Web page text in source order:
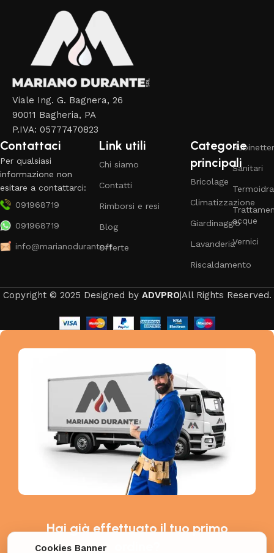
Cookies Banner
Viale Ing. G. Bagnera, 26
90011 Bagheria, PA
P.IVA: 05777470823
Contattaci
Per qualsiasi
informazione non
esitare a contattarci:
091968719
091968719
info@marianodurante.it
Link utili
Chi siamo
Contatti
Rimborsi e resi
Blog
Offerte
Categorie
principali
Bricolage
Climatizzazione
Giardinaggio
Lavanderia
Riscaldamento
Sanitari
acque
Vernici
Copyright © 2025 Designed by ADVPRO |All Rights Reserved.
Hai già effettuato il tuo primo